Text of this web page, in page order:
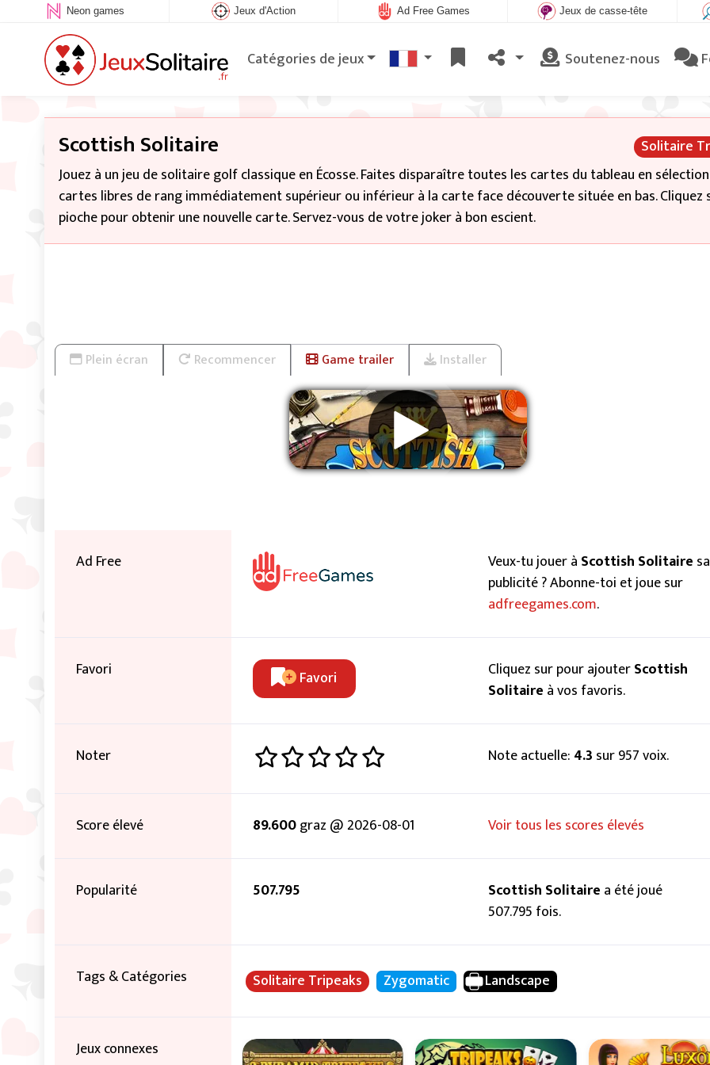
Neon games Jeux d'Action Ad Free Games Jeux de casse-tête
Catégories de jeux Soutenez-nous
Solitaire
Scottish Solitaire
Jouez à un jeu de solitaire golf classique en Écosse. Faites disparaître toutes les cartes du tableau en
cartes libres de rang immédiatement supérieur ou inférieur à la carte face découverte située en bas. Cliquez
pioche pour obtenir une nouvelle carte. Servez-vous de votre joker à bon escient.
Plein écran Recommencer Game trailer Installer
Ad Free Veux-tu jouer à Scottish Solitaire
publicité ? Abonne-toi et joue sur
adfreegames.com.
Favori Favori Cliquez sur pour ajouterScottish
Solitaire à vos favoris.
Noter Note actuelle: 4.3 sur 957 voix.
Score élevé 89.600graz @ 2026-08-01 Voir tous les scores élevés
Popularité 507.795 Scottish Solitaire a été joué
507.795 fois.
Tags & Catégories Solitaire Tripeaks Zygomatic Landscape
Jeux connexes